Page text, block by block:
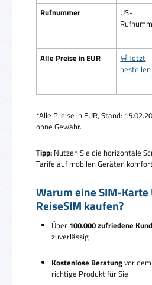
Rufnummer
US-
Alle Preise in EUR
🛒 Jetzt
bestellen
*Alle Preise in EUR, Stand:
ohne Gewähr.
Tipp: Nutzen Sie die horizontale
Tarife auf mobilen Geräten
Warum eine SIM-Karte
ReiseSIM kaufen?
Über 100.000 zufriedene
zuverlässig
Kostenlose Beratungvor
richtige Produkt für Sie